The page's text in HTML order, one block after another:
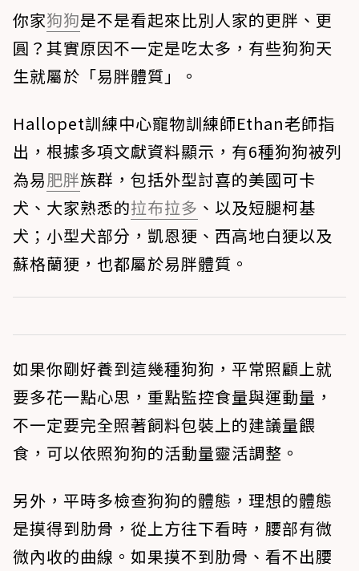
你家狗狗是不是看起來比別人家的更胖、更
圓？其實原因不一定是吃太多，有些狗狗天
生就屬於「易胖體質」。
Hallopet訓練中心寵物訓練師Ethan老師指
出，根據多項文獻資料顯示，有6種狗狗被列
為易肥胖族群，包括外型討喜的美國可卡
犬、大家熟悉的拉布拉多 、以及短腿柯基
犬；小型犬部分，凱恩㹴、西高地白㹴以及
蘇格蘭㹴，也都屬於易胖體質。
如果你剛好養到這幾種狗狗，平常照顧上就
要多花一點心思，重點監控食量與運動量，
不一定要完全照著飼料包裝上的建議量餵
食，可以依照狗狗的活動量靈活調整。
另外，平時多檢查狗狗的體態，理想的體態
是摸得到肋骨，從上方往下看時，腰部有微
微內收的曲線。如果摸不到肋骨、看不出腰